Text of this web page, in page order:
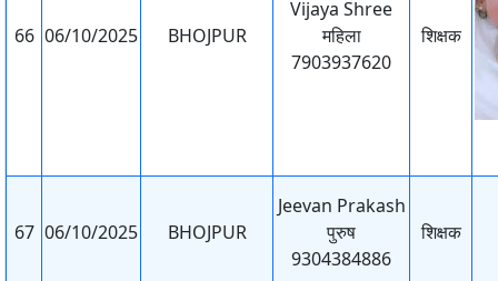
66 06/10/2025 BHOJPUR
Vijaya Shree
महिला
7903937620
शिक्षक
67 06/10/2025 BHOJPUR
Jeevan Prakash
पुरुष
9304384886
शिक्षक